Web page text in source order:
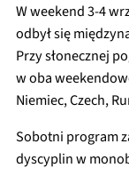
W weekend 3-4
odbył się
Przy słonecznej
w oba
Niemiec, Czech,
Sobotni program
dyscyplin w